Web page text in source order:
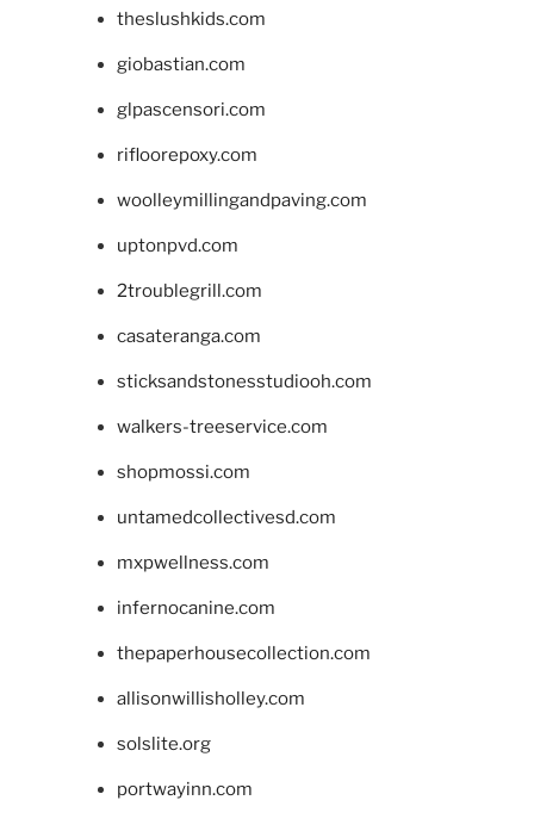
theslushkids.com
giobastian.com
glpascensori.com
rifloorepoxy.com
woolleymillingandpaving.com
uptonpvd.com
2troublegrill.com
casateranga.com
sticksandstonesstudiooh.com
walkers-treeservice.com
shopmossi.com
untamedcollectivesd.com
mxpwellness.com
infernocanine.com
thepaperhousecollection.com
allisonwillisholley.com
solslite.org
portwayinn.com